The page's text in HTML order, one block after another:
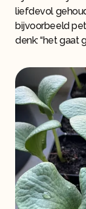
liefdevol
bijvoorbeeld
denk: “het gaat